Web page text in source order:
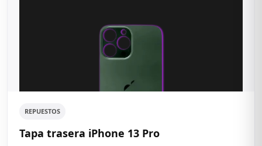
REPUESTOS
Tapa trasera iPhone 13 Pro